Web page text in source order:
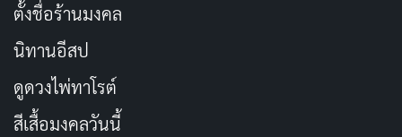
ประเพณีลอยกระทงเป็นประเพณีอันงดงามที่สืบสานต่อ
เนื่องมาตั้งแต่สมัยกรุงสุโขทัย เชื่อกันว่านางนพมาศเป็นผู้
ริเริ่มประเพณีนี้ขึ้น ประเพณีลอยกระทงมีความหมายอันลึก
ซึ้งและเป็นช่วงเวลาที่ผู้คนได้ร่วมกันแสดงความกตัญญู
ตั้งชื่อร้านมงคล
นิทานอีสป
ดูดวงไพ่ทาโรต์
สีเสื้อมงคลวันนี้